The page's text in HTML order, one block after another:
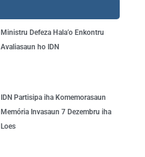
Ministru Defeza Hala’o Enkontru
Avaliasaun ho IDN
IDN Partisipa iha Komemorasaun
Memória Invasaun 7 Dezembru iha
Loes